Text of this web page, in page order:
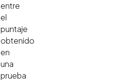
entre
el
puntaje
obtenido
en
una
prueba